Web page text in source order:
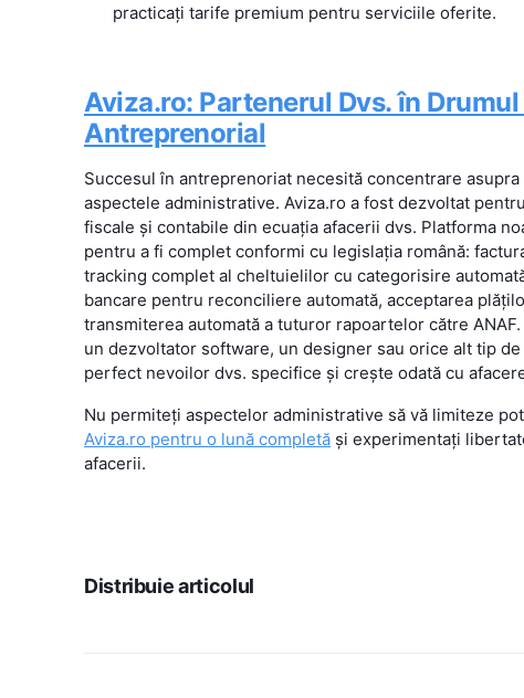
practicați tarife premium pentru serviciile oferite.
Aviza.ro: Partenerul Dvs. în
Antreprenorial
Succesul în antreprenoriat necesită concentrare
aspectele administrative. Aviza.ro a fost dezvoltat
fiscale și contabile din ecuația afacerii dvs. Platforma
pentru a fi complet conformi cu legislația română:
tracking complet al cheltuielilor cu categorisire
bancare pentru reconciliere automată, acceptarea
transmiterea automată a tuturor rapoartelor către
un dezvoltator software, un designer sau orice alt tip
perfect nevoilor dvs. specifice și crește odată cu
Nu permiteți aspectelor administrative să vă limiteze
Aviza.ro pentru o lună completă și experimentați
afacerii.
Distribuie articolul